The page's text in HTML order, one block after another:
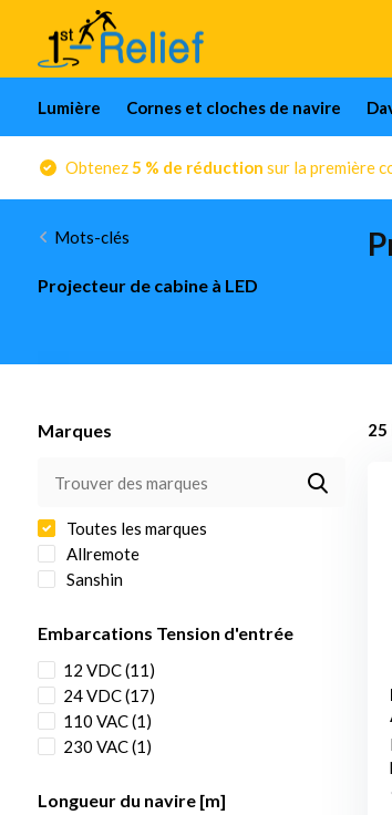
Lumière Cornes et cloches de navire
Obtenez5 % de réduction sur la première
Mots-clés
Projecteur de cabine à LED
Marques
Toutes les marques
Allremote
Sanshin
Embarcations Tension d'entrée
12 VDC(11)
24 VDC(17)
110 VAC(1)
230 VAC(1)
Longueur du navire [m]
25